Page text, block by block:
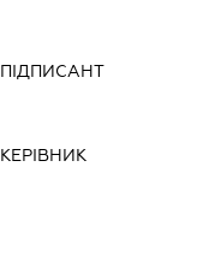
ПІДПИСАНТ
КЕРІВНИК